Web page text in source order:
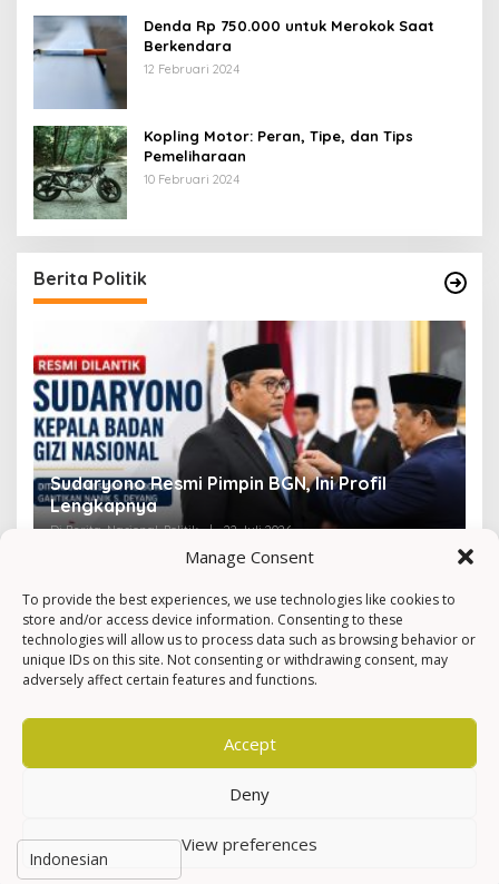
Manage Consent
To provide the best experiences, we use technologies like cookies to
store and/or access device information. Consenting to these
technologies will allow us to process data such as browsing behavior or
unique IDs on this site. Not consenting or withdrawing consent, may
adversely affect certain features and functions.
Accept
Deny
View preferences
Denda Rp 750.000 untuk Merokok Saat
Berkendara
12 Februari 2024
Kopling Motor: Peran, Tipe, dan Tips
Pemeliharaan
10 Februari 2024
Berita Politik
Sudaryono Resmi Pimpin BGN, Ini Profil
Lengkapnya
Di Berita, Nasional, Politik | 22 Juli 2026 Di
Hak Cipta © Newkarma
Privacy Policy & Terms of Service
Indeks Berita